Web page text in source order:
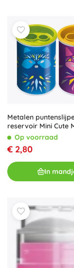
Metalen
reservoir Mini Cute
Op voorraad
€ 2,80
In